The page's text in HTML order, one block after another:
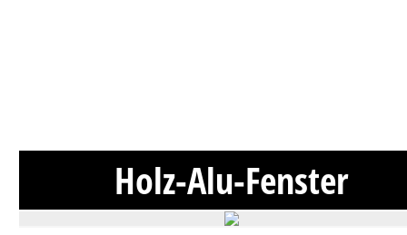
Holz-Alu-Fenster